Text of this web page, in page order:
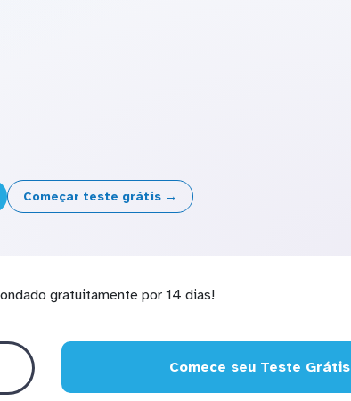
Começar teste grátis →
gratuitamente por 14 dias!
Comece seu Teste Grátis